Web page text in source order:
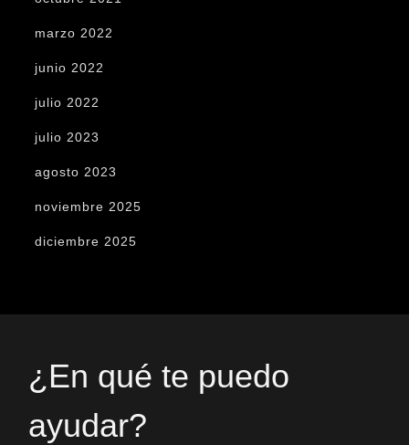
marzo 2022
junio 2022
julio 2022
julio 2023
agosto 2023
noviembre 2025
diciembre 2025
¿En qué te puedo
ayudar?